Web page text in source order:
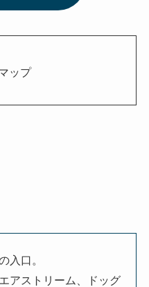
ップ
入口。
アストリーム、ドッグ